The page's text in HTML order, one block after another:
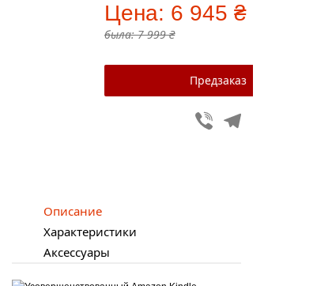
Цена: 6 945 ₴
была:7 999 ₴
Viber
Описание
Характеристики
Аксессуары